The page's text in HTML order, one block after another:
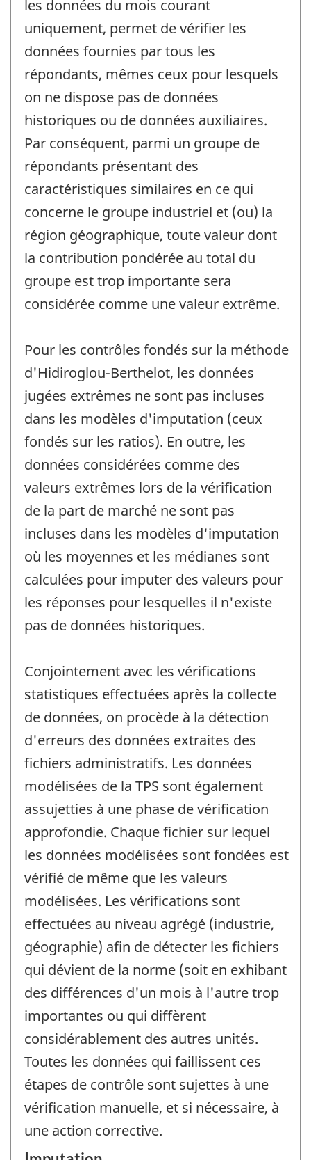
les données du mois courant
uniquement, permet de vérifier les
données fournies par tous les
répondants, mêmes ceux pour lesquels
on ne dispose pas de données
historiques ou de données auxiliaires.
Par conséquent, parmi un groupe de
répondants présentant des
caractéristiques similaires en ce qui
concerne le groupe industriel et (ou) la
région géographique, toute valeur dont
la contribution pondérée au total du
groupe est trop importante sera
considérée comme une valeur extrême.
Pour les contrôles fondés sur la méthode
d'Hidiroglou-Berthelot, les données
jugées extrêmes ne sont pas incluses
dans les modèles d'imputation (ceux
fondés sur les ratios). En outre, les
données considérées comme des
valeurs extrêmes lors de la vérification
de la part de marché ne sont pas
incluses dans les modèles d'imputation
où les moyennes et les médianes sont
calculées pour imputer des valeurs pour
les réponses pour lesquelles il n'existe
pas de données historiques.
Conjointement avec les vérifications
statistiques effectuées après la collecte
de données, on procède à la détection
d'erreurs des données extraites des
fichiers administratifs. Les données
modélisées de la TPS sont également
assujetties à une phase de vérification
approfondie. Chaque fichier sur lequel
les données modélisées sont fondées est
vérifié de même que les valeurs
modélisées. Les vérifications sont
effectuées au niveau agrégé (industrie,
géographie) afin de détecter les fichiers
qui dévient de la norme (soit en exhibant
des différences d'un mois à l'autre trop
importantes ou qui diffèrent
considérablement des autres unités.
Toutes les données qui faillissent ces
étapes de contrôle sont sujettes à une
vérification manuelle, et si nécessaire, à
une action corrective.